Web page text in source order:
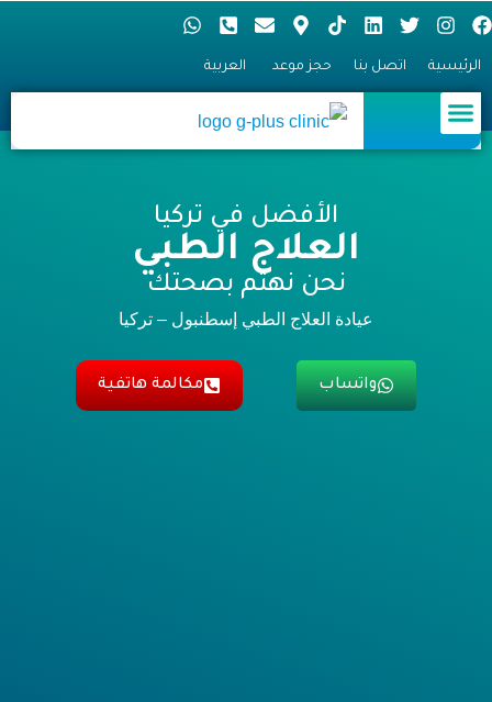
الرئيسية اتصل بنا حجز موعد العربية
الأفضل في تركيا
العلاج الطبي
نحن نهتم بصحتك
عيادة العلاج الطبي إسطنبول – تركيا
واتساب مكالمة هاتفية